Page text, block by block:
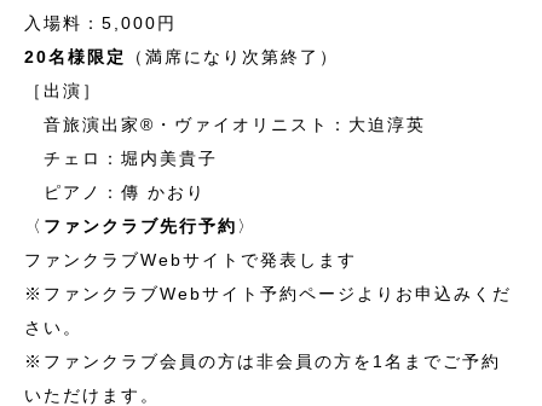
入場料：5,000円
20名様限定
（満席になり次第終了）
［出演］
音旅演出家®・ヴァイオリニスト：大迫淳英
チェロ：堀内美貴子
ピアノ：傳 かおり
〈 ファンクラブ先行予約 〉
ファンクラブWebサイトで発表します
※ファンクラブWebサイト予約ページよりお申込みくだ
さい。
※ファンクラブ会員の方は非会員の方を1名までご予約
いただけます。